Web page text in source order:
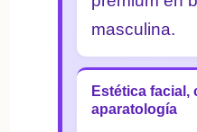
masculina.
Estética facial,
aparatología